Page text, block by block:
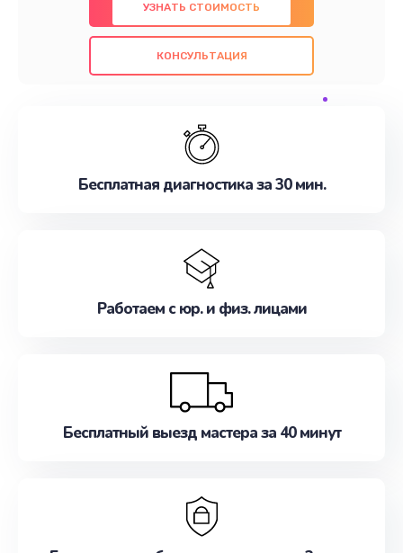
использованием оригинальных компонентов, а
также гарантируем качество всех
проведенных работ. Наша цель - предоставить
обслуживание, удовлетворяя их потребности
наилучшим образом. Не медлите записаться на
УЗНАТЬ СТОИМОСТЬ
КОНСУЛЬТАЦИЯ
Бесплатная диагностика за 30 мин.
Работаем с юр. и физ. лицами
Бесплатный выезд мастера за 40 минут